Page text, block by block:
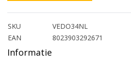
SKU
VEDO34NL
EAN
8023903292671
Informatie